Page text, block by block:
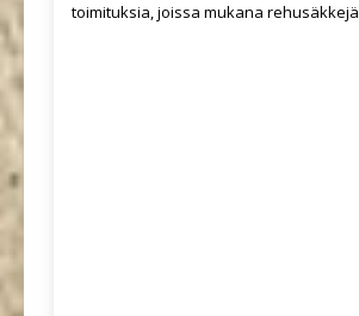
toimituksia, joissa mukana rehusäkkejä